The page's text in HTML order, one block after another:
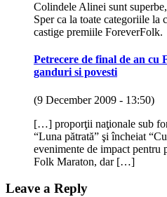
Colindele Alinei sunt
Sper ca la toate categoriile la
castige premiile ForeverFolk.
Petrecere de final de an
ganduri si povesti
(9 December 2009 - 13:50)
[…] proporţii naţionale sub
“Luna pătrată” şi încheiat
evenimente de impact
Folk Maraton, dar […]
Leave a Reply